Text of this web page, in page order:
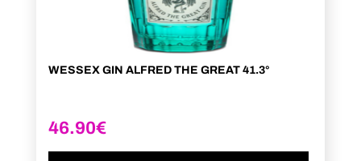
WESSEX GIN ALFRED THE GREAT 41.3°
46.90€